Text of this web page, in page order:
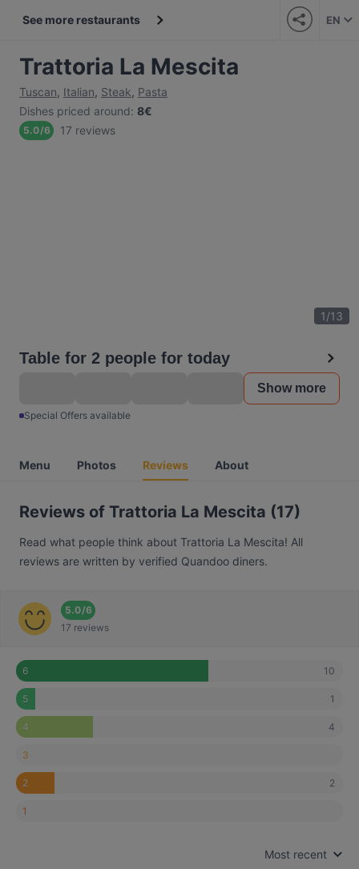
See more restaurants EN
Trattoria La Mescita
Tuscan, Italian, Steak, Pasta
Dishes priced around: 8€
5.0/6 17 reviews
1/13
Table for 2 people for today
Show more
Special Offers available
Menu Photos Reviews About
Reviews of Trattoria La Mescita (17)
Read what people think about Trattoria La Mescita! All
reviews are written by verified Quandoo diners.
5.0/6
17 reviews
6 10
5 1
4 4
3
2 2
1
Most recent